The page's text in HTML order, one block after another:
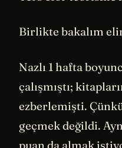
Birlikte bakalım
Nazlı 1 hafta
çalışmıştı;
ezberlemişti.
geçmek değildi.
puan da almak